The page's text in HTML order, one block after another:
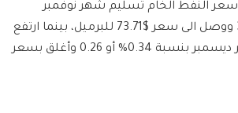
سعر النفط الخام تسليم شهر نوفمبر
بنسبة 5.15% أو 3.61 ووصل الى سعر $73.71 للبرميل، بينما ارتفع
عقد نفط برنت لشهر ديسمبر بنسبة 0.34% أو 0.26 وأغلق بسعر